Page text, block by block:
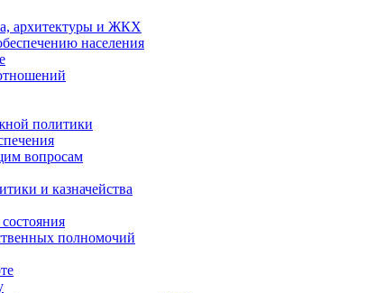
архитектуры и ЖКХ
населения
политики
вопросам
и казначейства
полномочий